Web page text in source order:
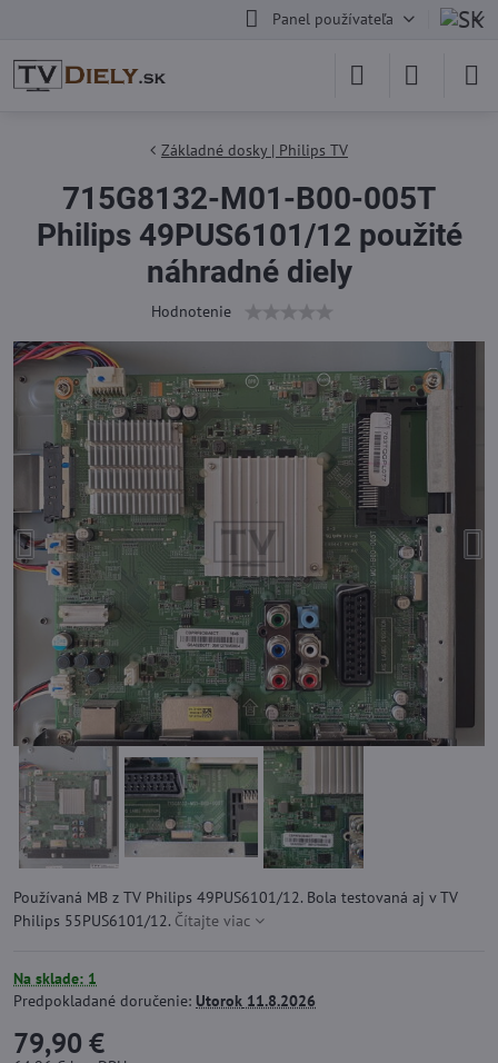
Panel používateľa
Základné dosky | Philips TV
715G8132-M01-B00-005T
Philips 49PUS6101/12 použité
náhradné diely
Hodnotenie
Používaná MB z TV Philips 49PUS6101/12. Bola testovaná aj v TV
Philips 55PUS6101/12. Čítajte viac
Na sklade: 1
Predpokladané doručenie: Utorok 11.8.2026
79,90 €